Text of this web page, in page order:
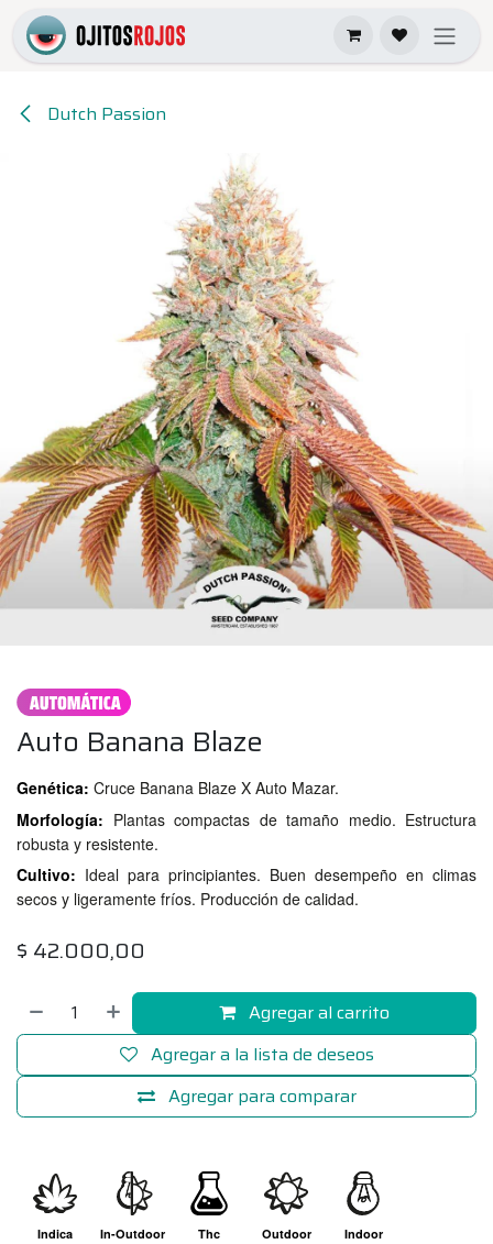
Ir al contenido
Dutch Passion
Auto Banana Blaze
Genética: Cruce Banana Blaze X Auto Mazar.
Morfología: Plantas compactas de tamaño medio. Estructura
robusta y resistente.
Cultivo: Ideal para principiantes. Buen desempeño en climas
secos y ligeramente fríos. Producción de calidad.
$ 42.000,00
Agregar al carrito
Agregar para comparar
Agregar a la lista de deseos
Indica In-Outdoor Thc Outdoor Indoor